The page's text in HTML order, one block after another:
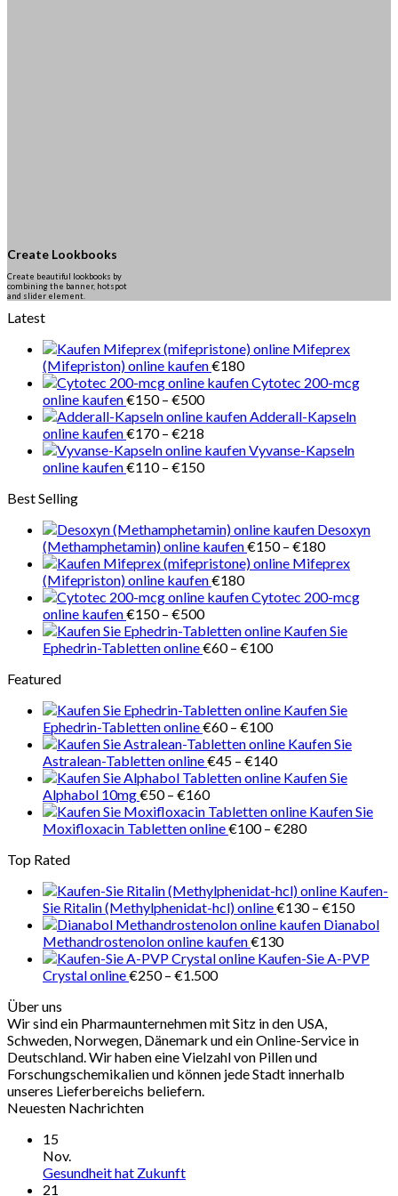
Create Lookbooks
Create beautiful lookbooks by
combining the banner, hotspot
and slider element.
Latest
Mifeprex
(Mifepriston) online kaufen€180
Cytotec 200-mcg
online kaufen€150 – €500Preisspanne:
€150
€500
Adderall-Kapseln
online kaufen€170 – €218
€170
bis
Vyvanse-Kapseln
online kaufen€110 – €150Preisspanne:
Best Selling
Desoxyn
(Methamphetamin) online kaufen€150 – €180
€150
€180
Mifeprex
(Mifepriston) online kaufen€180
Cytotec 200-mcg
online kaufen€150 – €500Preisspanne:
€150
bis
Kaufen Sie
Ephedrin-Tabletten online€60 – €100Preisspanne:
Featured
Kaufen Sie
Ephedrin-Tabletten online€60 – €100Preisspanne:
€60
bis
€100
Kaufen Sie
Astralean-Tabletten online€45 – €140Preisspanne:
€45
€140
Kaufen Sie
Alphabol 10mg€50 – €160Preisspanne:
€50
bis
Kaufen Sie
Moxifloxacin Tabletten online€100 – €280Preisspanne:
Top Rated
Kaufen-
Sie Ritalin (Methylphenidat-hcl) online€130 – €150
€130
€150
Dianabol
Methandrostenolon online kaufen€130
Kaufen-Sie A-PVP
Crystal online€250 – €1.500Preisspanne:
€1.500
Über uns
Wir sind ein Pharmaunternehmen mit Sitz in den USA,
Schweden, Norwegen, Dänemark und ein Online-Service in
Deutschland. Wir haben eine Vielzahl von Pillen und
Forschungschemikalien und können jede Stadt innerhalb
unseres Lieferbereichs beliefern.
Neuesten Nachrichten
15
Nov.
Gesundheit hat Zukunft
21